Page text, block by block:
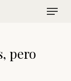
Menu
pero